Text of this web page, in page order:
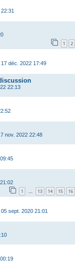
1 2
déc. 2022 17:49
22:13
nov. 2022 22:48
1 … 13 14 15 16
sept. 2020 21:01